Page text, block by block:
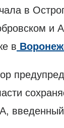
в
и
в
введенный